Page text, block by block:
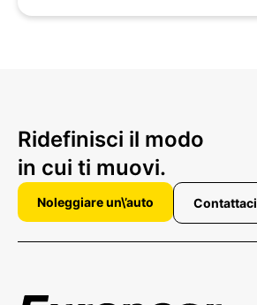
Ridefinisci il modo
in cui ti muovi.
Noleggiare un\’auto Contattaci